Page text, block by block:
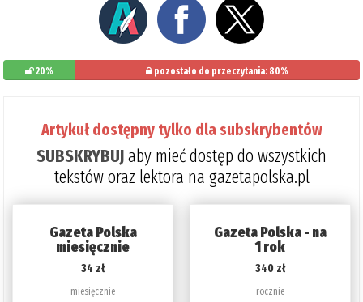
20% pozostało do przeczytania: 80%
Artykuł dostępny tylko dla subskrybentów
SUBSKRYBUJaby mieć dostęp do wszystkich
tekstów oraz lektora na gazetapolska.pl
Gazeta Polska
miesięcznie
34 zł
miesięcznie
Gazeta Polska - na
1 rok
340 zł
rocznie